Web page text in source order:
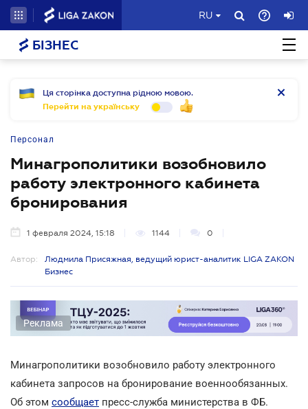
RU
БІЗНЕС
Ця сторінка доступна рідною мовою.
Перейти на українську
Персонал
Минагрополитики возобновило
работу электронного кабинета
бронирования
1 февраля 2024, 15:18 1144 0
Автор:
Людмила Присяжная, ведущий юрист-аналитик LIGA ZAKON
Бизнес
Реклама
Минагрополитики возобновило работу электронного
кабинета запросов на бронирование военнообязанных.
Об этом сообщает пресс-служба министерства в ФБ.